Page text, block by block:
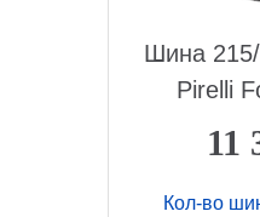
Шина
Pirelli
11
Кол-во